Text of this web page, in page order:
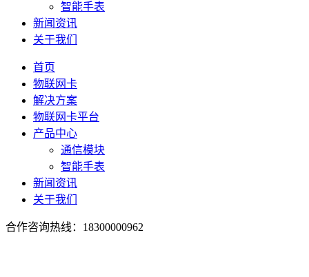
智能手表
新闻资讯
关于我们
首页
物联网卡
解决方案
物联网卡平台
产品中心
通信模块
智能手表
新闻资讯
关于我们
合作咨询热线： 18300000962